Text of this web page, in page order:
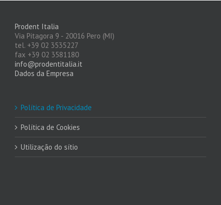
Prodent Italia
Via Pitagora 9 - 20016 Pero (MI)
tel. +39 02 3535227
fax +39 02 3581180
info@prodentitalia.it
Dados da Empresa
Política de Privacidade
Política de Cookies
Utilização do sítio